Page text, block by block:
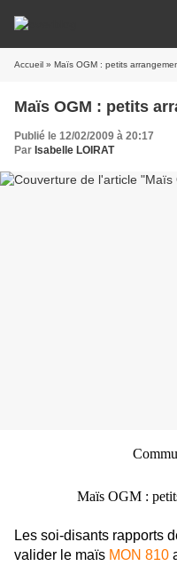
Accueil » Maïs OGM : petits
Maïs OGM : petits
Publié le 12/02/2009 à 20:17
Par Isabelle LOIRAT
Maïs OGM :
Les soi-disants rapports
valider le maïs MON 810